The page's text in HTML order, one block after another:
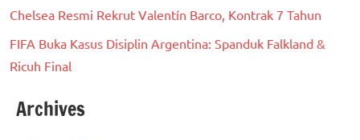
Chelsea Resmi Rekrut Valentín Barco, Kontrak 7 Tahun
FIFA Buka Kasus Disiplin Argentina: Spanduk Falkland &
Ricuh Final
Archives